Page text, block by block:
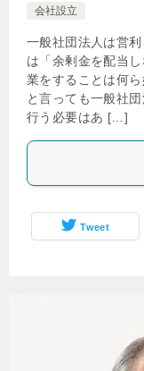
会社設立
一般社団法人は営
は「余剰金を配当
業をすることは何
と言っても一般社
行う必要はあ […]
Tweet